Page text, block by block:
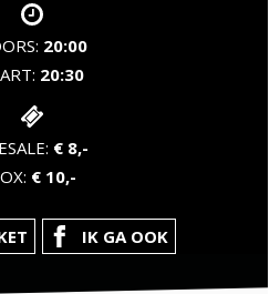
20:00
20:30
€ 8,-
€ 10,-
IK GA OOK